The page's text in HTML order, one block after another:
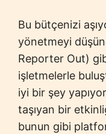
Bu bütçenizi
yönetmeyi
Reporter Out)
işletmelerle
iyi bir şey
taşıyan bir
bunun gibi